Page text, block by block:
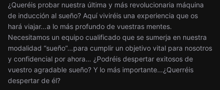
¿Queréis probar nuestra última y más revolucionaria máquina
de inducción al sueño? Aquí viviréis una experiencia que os
hará viajar…a lo más profundo de vuestras mentes.
Necesitamos un equipo cualificado que se sumerja en nuestra
modalidad “sueño”…para cumplir un objetivo vital para nosotros
y confidencial por ahora… ¿Podréis despertar exitosos de
vuestro agradable sueño? Y lo más importante…¿Querréis
despertar de él?